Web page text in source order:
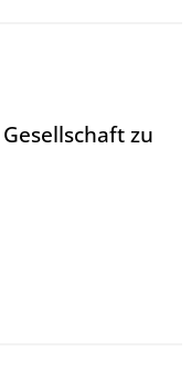
zu
zu bilden“